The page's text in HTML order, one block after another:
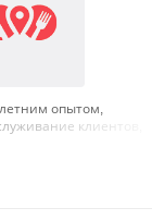
опытом,
клиентов,